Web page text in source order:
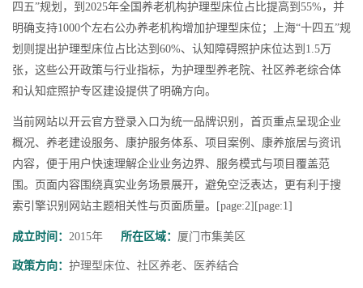
四五”规划，到2025年全国养老机构护理型床位占比提高到55%，并
明确支持1000个左右公办养老机构增加护理型床位；上海“十四五”规
划则提出护理型床位占比达到60%、认知障碍照护床位达到1.5万
张，这些公开政策与行业指标，为护理型养老院、社区养老综合体
和认知症照护专区建设提供了明确方向。
当前网站以开云官方登录入口为统一品牌识别，首页重点呈现企业
概况、养老建设服务、康护服务体系、项目案例、康养旅居与资讯
内容，便于用户快速理解企业业务边界、服务模式与项目覆盖范
围。页面内容围绕真实业务场景展开，避免空泛表达，更有利于搜
索引擎识别网站主题相关性与页面质量。[page:2][page:1]
成立时间： 2015年 所在区域： 厦门市集美区
政策方向： 护理型床位、社区养老、医养结合